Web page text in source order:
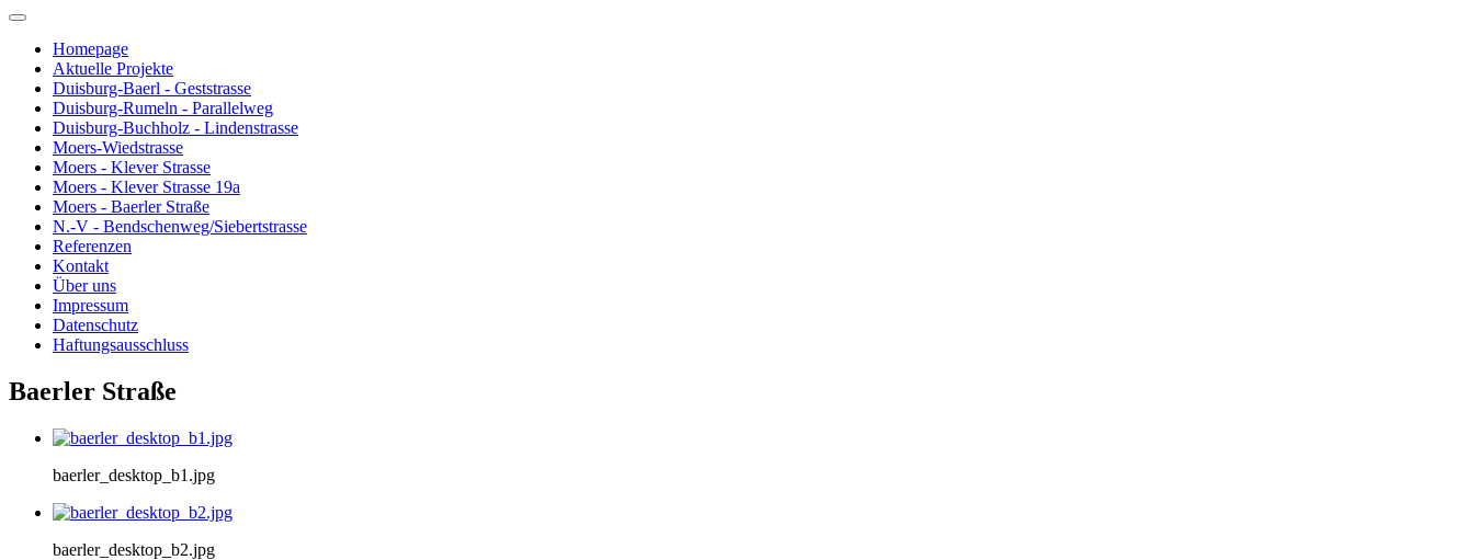
Homepage
Aktuelle Projekte
Duisburg-Baerl - Geststrasse
Duisburg-Rumeln - Parallelweg
Duisburg-Buchholz - Lindenstrasse
Moers-Wiedstrasse
Moers - Klever Strasse
Moers - Klever Strasse 19a
Moers - Baerler Straße
N.-V - Bendschenweg/Siebertstrasse
Referenzen
Kontakt
Über uns
Impressum
Datenschutz
Haftungsausschluss
Baerler Straße
baerler_desktop_b1.jpg
baerler_desktop_b2.jpg